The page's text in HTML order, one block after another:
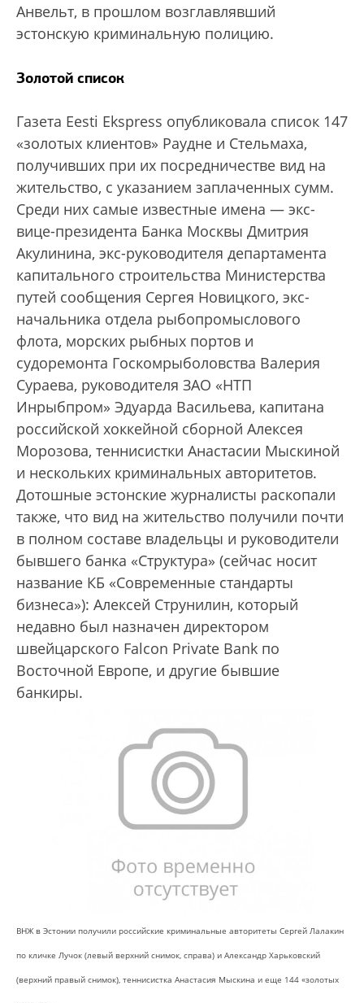
Анвельт, в прошлом возглавлявший
эстонскую криминальную полицию.
Золотой список
Газета Eesti Ekspress опубликовала список 147
«золотых клиентов» Раудне и Стельмаха,
получивших при их посредничестве вид на
жительство, с указанием заплаченных сумм.
Среди них самые известные имена — экс-
вице-президента Банка Москвы Дмитрия
Акулинина, экс-руководителя департамента
капитального строительства Министерства
путей сообщения Сергея Новицкого, экс-
начальника отдела рыбопромыслового
флота, морских рыбных портов и
судоремонта Госкомрыболовства Валерия
Сураева, руководителя ЗАО «НТП
Инрыбпром» Эдуарда Васильева, капитана
российской хоккейной сборной Алексея
Морозова, теннисистки Анастасии Мыскиной
и нескольких криминальных авторитетов.
Дотошные эстонские журналисты раскопали
также, что вид на жительство получили почти
в полном составе владельцы и руководители
бывшего банка «Структура» (сейчас носит
название КБ «Современные стандарты
бизнеса»): Алексей Струнилин, который
недавно был назначен директором
швейцарского Falcon Private Bank по
Восточной Европе, и другие бывшие
банкиры.
ВНЖ в Эстонии получили российские криминальные авторитеты Сергей Лалакин
по кличке Лучок (левый верхний снимок, справа) и Александр Харьковский
(верхний правый снимок), теннисистка Анастасия Мыскина и еще 144 «золотых